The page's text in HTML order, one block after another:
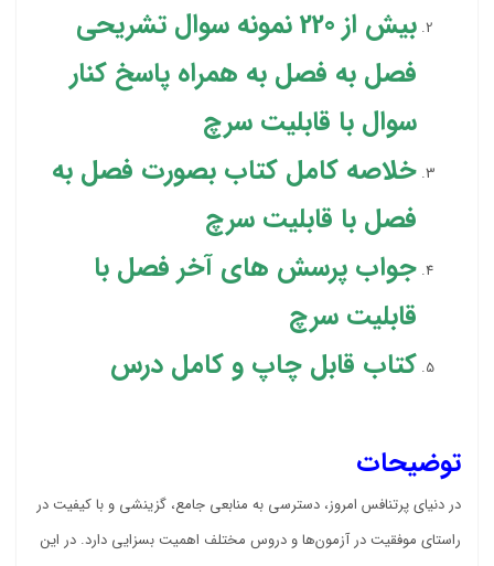
بیش از 220 نمونه سوال تشریحی
فصل به فصل به همراه پاسخ کنار
سوال با قابلیت سرچ
خلاصه کامل کتاب بصورت فصل به
فصل با قابلیت سرچ
جواب پرسش های آخر فصل با
قابلیت سرچ
کتاب قابل چاپ و کامل درس
توضیحات
در دنیای پرتنافس امروز، دسترسی به منابعی جامع، گزینشی و با کیفیت در
راستای موفقیت در آزمون‌ها و دروس مختلف اهمیت بسزایی دارد. در این